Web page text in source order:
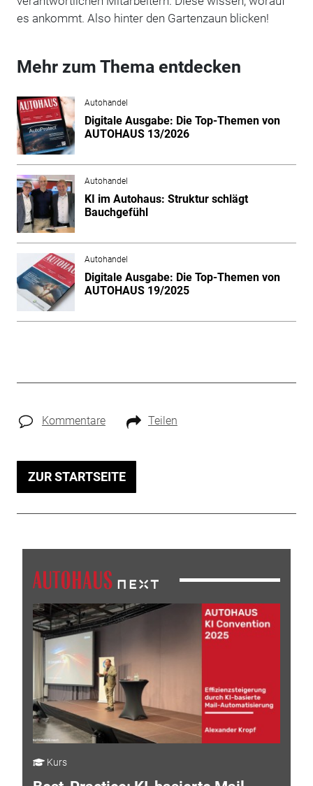
es ankommt. Also hinter den Gartenzaun blicken!
Mehr zum Thema entdecken
Autohandel
Digitale Ausgabe: Die Top-Themen von
AUTOHAUS 13/2026
Autohandel
KI im Autohaus: Struktur schlägt
Bauchgefühl
Autohandel
Digitale Ausgabe: Die Top-Themen von
AUTOHAUS 19/2025
Kommentare Teilen
ZUR STARTSEITE
Kurs